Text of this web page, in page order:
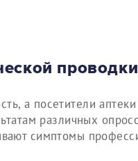
проводки
а посетители аптеки
различных
симптомы